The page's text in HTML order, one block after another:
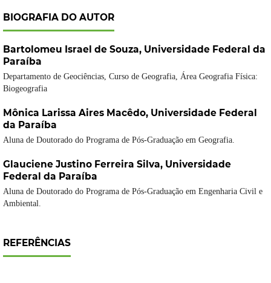
BIOGRAFIA DO AUTOR
Bartolomeu Israel de Souza, Universidade Federal da
Paraíba
Departamento de Geociências, Curso de Geografia, Área Geografia Física:
Biogeografia
Mônica Larissa Aires Macêdo, Universidade Federal
da Paraíba
Aluna de Doutorado do Programa de Pós-Graduação em Geografia.
Glauciene Justino Ferreira Silva, Universidade
Federal da Paraíba
Aluna de Doutorado do Programa de Pós-Graduação em Engenharia Civil e
Ambiental.
REFERÊNCIAS